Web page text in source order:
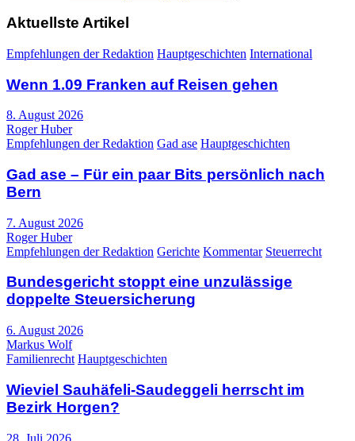
Aktuellste Artikel
Empfehlungen der Redaktion Hauptgeschichten International
Wenn 1.09 Franken auf Reisen gehen
8. August 2026
Roger Huber
Empfehlungen der Redaktion Gad ase Hauptgeschichten
Gad ase – Für ein paar Bits persönlich nach
Bern
7. August 2026
Roger Huber
Empfehlungen der Redaktion Gerichte Kommentar Steuerrecht
Bundesgericht stoppt eine unzulässige
doppelte Steuersicherung
6. August 2026
Markus Wolf
Familienrecht Hauptgeschichten
Wieviel Sauhäfeli-Saudeggeli herrscht im
Bezirk Horgen?
28. Juli 2026